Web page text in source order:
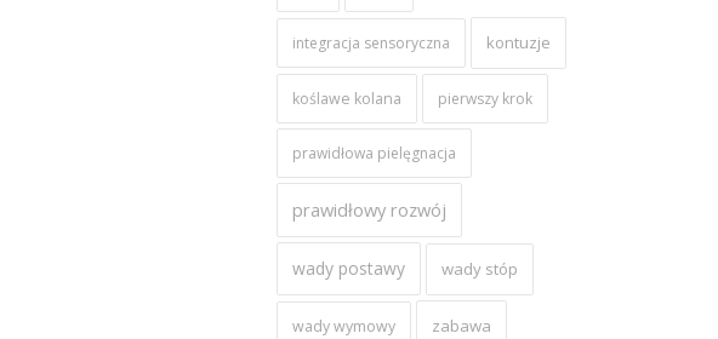
integracja sensoryczna kontuzje
koślawe kolana pierwszy krok
prawidłowa pielęgnacja
prawidłowy rozwój
wady postawy wady stóp
wady wymowy zabawa